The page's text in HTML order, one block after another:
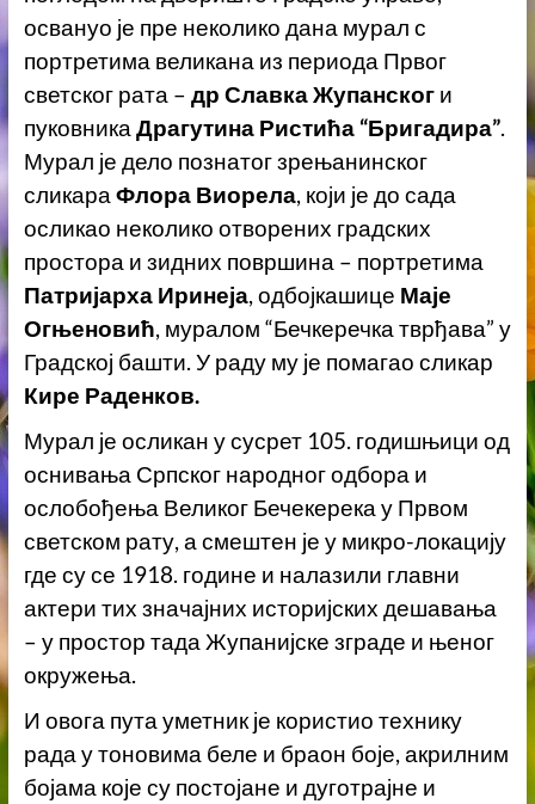
освануо је пре неколико дана мурал с
портретима великана из периода Првог
светског рата – др Славка Жупанскоги
пуковника Драгутина Ристића “Бригадира”.
Мурал је дело познатог зрењанинског
сликара Флора Виорела, који је до сада
осликао неколико отворених градских
простора и зидних површина – портретима
Патријарха Иринеја, одбојкашице Маје
Огњеновић, муралом “Бечкеречка тврђава” у
Градској башти. У раду му је помагао сликар
Кире Раденков.
Мурал је осликан у сусрет 105. годишњици од
оснивања Српског народног одбора и
ослобођења Великог Бечекерека у Првом
светском рату, а смештен је у микро-локацију
где су се 1918. године и налазили главни
актери тих значајних историјских дешавања
– у простор тада Жупанијске зграде и њеног
окружења.
И овога пута уметник је користио технику
рада у тоновима беле и браон боје, акрилним
бојама које су постојане и дуготрајне и